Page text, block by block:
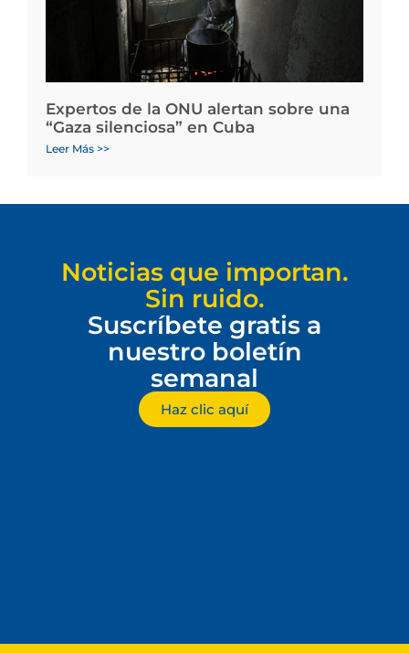
Expertos de la ONU alertan sobre una
“Gaza silenciosa” en Cuba
Leer Más >>
Noticias que importan.
Sin ruido.
Suscríbete gratis a
nuestro boletín
semanal
Haz clic aquí